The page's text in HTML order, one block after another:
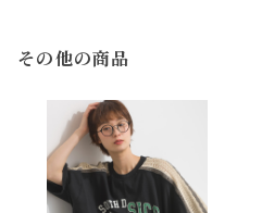
その他の商品